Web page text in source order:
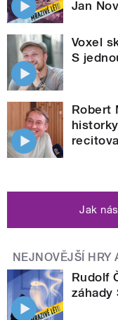
Jan
Voxel
S
Robert
Jak
NEJNOVĚJŠÍ HRY
Rudolf
záhady